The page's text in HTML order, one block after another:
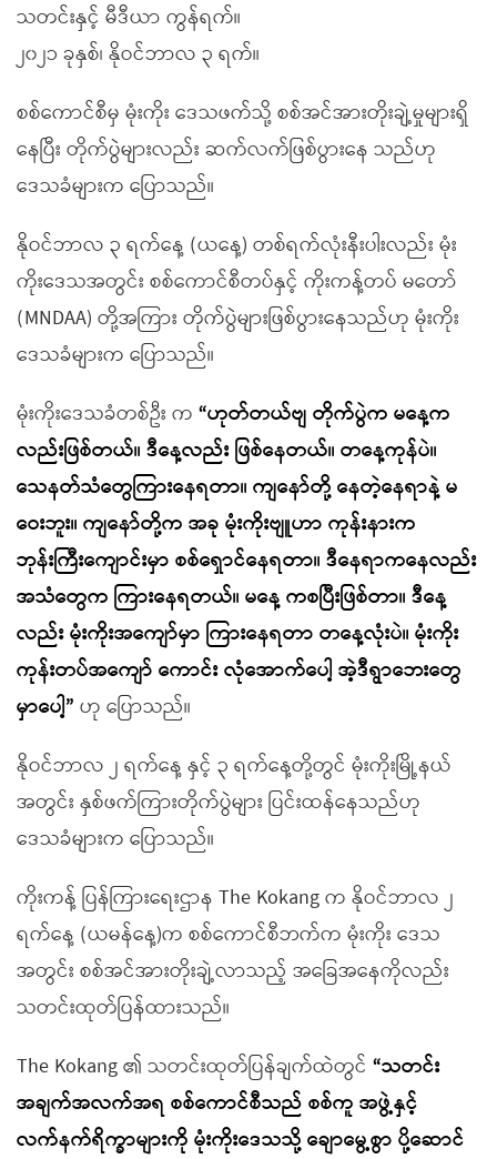
သတင်းနှင့် မီဒီယာ ကွန်ရက်။
၂၀၂၁ ခုနှစ်၊ နိုဝင်ဘာလ ၃ ရက်။
စစ်ကောင်စီမှ မုံးကိုး ဒေသဖက်သို့ စစ်အင်အားတိုးချဲ့မှုများရှိ
နေပြီး တိုက်ပွဲများလည်း ဆက်လက်ဖြစ်ပွားနေ သည်ဟု
ဒေသခံများက ပြောသည်။
နိုဝင်ဘာလ ၃ ရက်နေ့ (ယနေ့) တစ်ရက်လုံးနီးပါးလည်း မုံး
ကိုးဒေသအတွင်း စစ်ကောင်စီတပ်နှင့် ကိုးကန့်တပ် မတော်
(MNDAA) တို့အကြား တိုက်ပွဲများဖြစ်ပွားနေသည်ဟု မုံးကိုး
ဒေသခံများက ပြောသည်။
မုံးကိုးဒေသခံတစ်ဦး က “ဟုတ်တယ်ဗျ တိုက်ပွဲက မနေ့က
လည်းဖြစ်တယ်။ ဒီနေ့လည်း ဖြစ်နေတယ်။ တနေ့ကုန်ပဲ။
သေနတ်သံတွေကြားနေရတာ။ ကျနော်တို့ နေတဲ့နေရာနဲ့ မ
ဝေးဘူး။ ကျနော်တို့က အခု မုံးကိုးဗျူဟာ ကုန်းနားက
ဘုန်းကြီးကျောင်းမှာ စစ်ရှောင်နေရတာ။ ဒီနေရာကနေလည်း
အသံတွေက ကြားနေရတယ်။ မနေ့ ကစပြီးဖြစ်တာ။ ဒီနေ့
လည်း မုံးကိုးအကျော်မှာ ကြားနေရတာ တနေ့လုံးပဲ။ မုံးကိုး
ကုန်းတပ်အကျော် ကောင်း လုံအောက်ပေါ့ အဲ့ဒီရွာဘေးတွေ
မှာပေါ့” ဟု ပြောသည်။
နိုဝင်ဘာလ ၂ ရက်နေ့ နှင့် ၃ ရက်နေ့တို့တွင် မုံးကိုးမြို့နယ်
အတွင်း နှစ်ဖက်ကြားတိုက်ပွဲများ ပြင်းထန်နေသည်ဟု
ဒေသခံများက ပြောသည်။
ကိုးကန့် ပြန်ကြားရေးဌာန The Kokang က နိုဝင်ဘာလ ၂
ရက်နေ့ (ယမန်နေ့)က စစ်ကောင်စီဘက်က မုံးကိုး ဒေသ
အတွင်း စစ်အင်အားတိုးချဲ့လာသည့် အခြေအနေကိုလည်း
သတင်းထုတ်ပြန်ထားသည်။
The Kokang ၏ သတင်းထုတ်ပြန်ချက်ထဲတွင် “သတင်း
အချက်အလက်အရ စစ်ကောင်စီသည် စစ်ကူ အဖွဲ့နှင့်
လက်နက်ရိက္ခာများကို မုံးကိုးဒေသသို့ ချောမွေ့စွာ ပို့ဆောင်